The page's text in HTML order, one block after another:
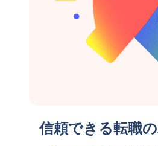
信頼できる転職